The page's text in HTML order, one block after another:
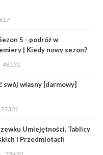
5 - podróż w
| Kiedy nowy sezon?
46131
swój własny [darmowy]
23331
Umiejętności, Tablicy
i Przedmiotach